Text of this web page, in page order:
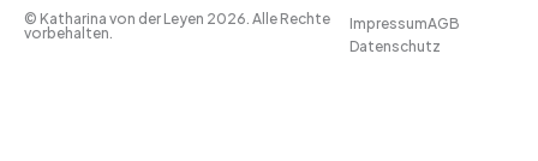
© Katharina von der Leyen 2026. Alle Rechte
vorbehalten.
ImpressumAGB
Datenschutz